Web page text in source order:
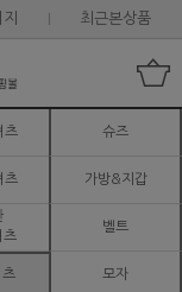
최근본상품
츠 슈즈
츠 가방&지갑
츠
벨트
츠 모자